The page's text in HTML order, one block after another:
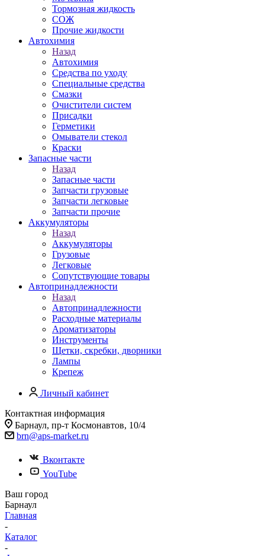
Тормозная жидкость
СОЖ
Прочие жидкости
Автохимия
Назад
Автохимия
Средства по уходу
Специальные средства
Смазки
Очистители систем
Присадки
Герметики
Омыватели стекол
Краски
Запасные части
Назад
Запасные части
Запчасти грузовые
Запчасти легковые
Запчасти прочие
Аккумуляторы
Назад
Аккумуляторы
Грузовые
Легковые
Сопутствующие товары
Автопринадлежности
Назад
Автопринадлежности
Расходные материалы
Ароматизаторы
Инструменты
Щетки, скребки, дворники
Лампы
Крепеж
Личный кабинет
Контактная информация
Барнаул, пр-т Космонавтов, 10/4
brn@aps-market.ru
Вконтакте
YouTube
Ваш город
Барнаул
Главная
-
Каталог
-